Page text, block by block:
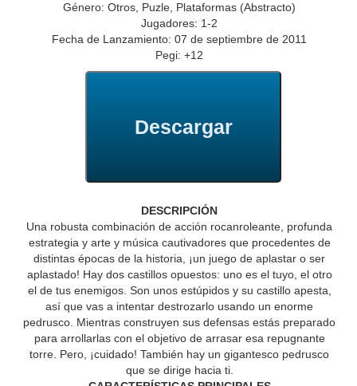
Género: Otros, Puzle, Plataformas (Abstracto)
Jugadores: 1-2
Fecha de Lanzamiento: 07 de septiembre de 2011
Pegi: +12
Descargar
DESCRIPCIÓN
Una robusta combinación de acción rocanroleante, profunda
estrategia y arte y música cautivadores que procedentes de
distintas épocas de la historia, ¡un juego de aplastar o ser
aplastado! Hay dos castillos opuestos: uno es el tuyo, el otro
el de tus enemigos. Son unos estúpidos y su castillo apesta,
así que vas a intentar destrozarlo usando un enorme
pedrusco. Mientras construyen sus defensas estás preparado
para arrollarlas con el objetivo de arrasar esa repugnante
torre. Pero, ¡cuidado! También hay un gigantesco pedrusco
que se dirige hacia ti.